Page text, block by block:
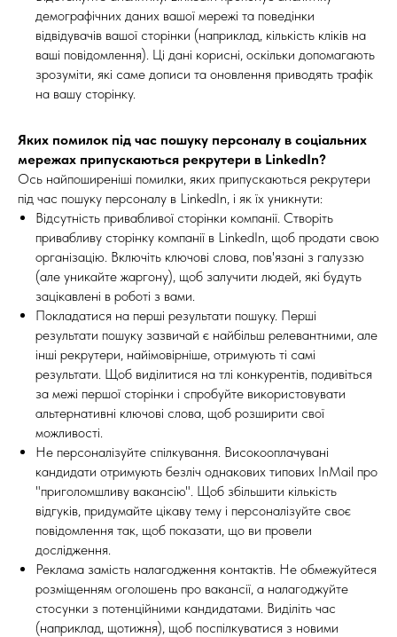
демографічних даних вашої мережі та поведінки
відвідувачів вашої сторінки (наприклад, кількість кліків на
ваші повідомлення). Ці дані корисні, оскільки допомагають
зрозуміти, які саме дописи та оновлення приводять трафік
на вашу сторінку.
Яких помилок під час пошуку персоналу в соціальних
мережах припускаються рекрутери в LinkedIn?
Ось найпоширеніші помилки, яких припускаються рекрутери
під час пошуку персоналу в LinkedIn, і як їх уникнути:
Відсутність привабливої сторінки компанії. Створіть
привабливу сторінку компанії в LinkedIn, щоб продати свою
організацію. Включіть ключові слова, пов'язані з галуззю
(але уникайте жаргону), щоб залучити людей, які будуть
зацікавлені в роботі з вами.
Покладатися на перші результати пошуку. Перші
результати пошуку зазвичай є найбільш релевантними, але
інші рекрутери, найімовірніше, отримують ті самі
результати. Щоб виділитися на тлі конкурентів, подивіться
за межі першої сторінки і спробуйте використовувати
альтернативні ключові слова, щоб розширити свої
можливості.
Не персоналізуйте спілкування. Високооплачувані
кандидати отримують безліч однакових типових InMail про
"приголомшливу вакансію". Щоб збільшити кількість
відгуків, придумайте цікаву тему і персоналізуйте своє
повідомлення так, щоб показати, що ви провели
дослідження.
Реклама замість налагодження контактів. Не обмежуйтеся
розміщенням оголошень про вакансії, а налагоджуйте
стосунки з потенційними кандидатами. Виділіть час
(наприклад, щотижня), щоб поспілкуватися з новими